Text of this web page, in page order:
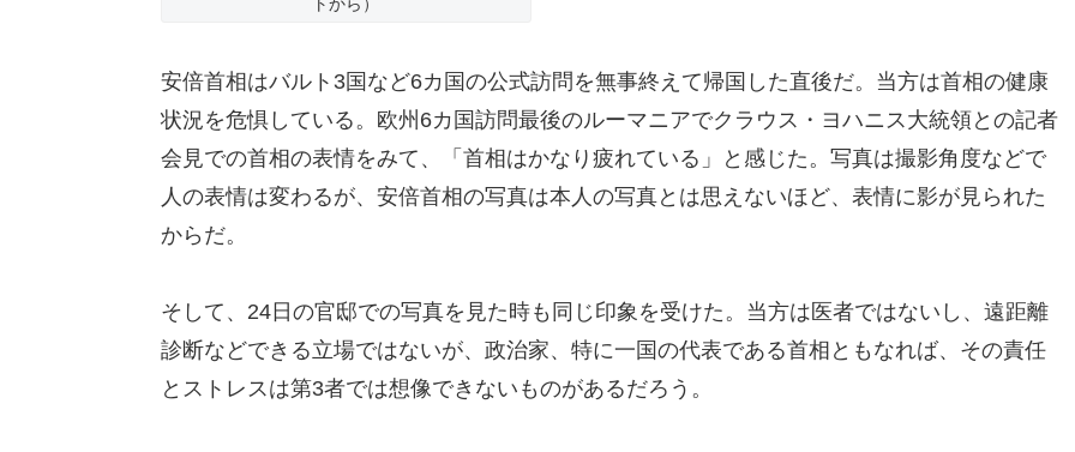
安倍首相はバルト3国など6カ国の公式訪問を無事終えて帰国した直後だ。当方は首相の健康
状況を危惧している。欧州6カ国訪問最後のルーマニアでクラウス・ヨハニス大統領との記者
会見での首相の表情をみて、「首相はかなり疲れている」と感じた。写真は撮影角度などで
人の表情は変わるが、安倍首相の写真は本人の写真とは思えないほど、表情に影が見られた
からだ。
そして、24日の官邸での写真を見た時も同じ印象を受けた。当方は医者ではないし、遠距離
診断などできる立場ではないが、政治家、特に一国の代表である首相ともなれば、その責任
とストレスは第3者では想像できないものがあるだろう。